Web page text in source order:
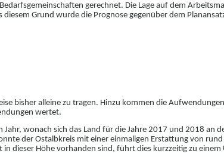
emeinschaften gerechnet. Die Lage auf dem
diesem Grund wurde die Prognose gegenüber dem
bisher alleine zu tragen. Hinzu kommen die
wertet.
Jahr, wonach sich das Land für die Jahre 2017 und 2018 an
der Ostalbkreis mit einer einmaligen Erstattung von
in dieser Höhe vorhanden sind, führt dies kurzzeitig zu